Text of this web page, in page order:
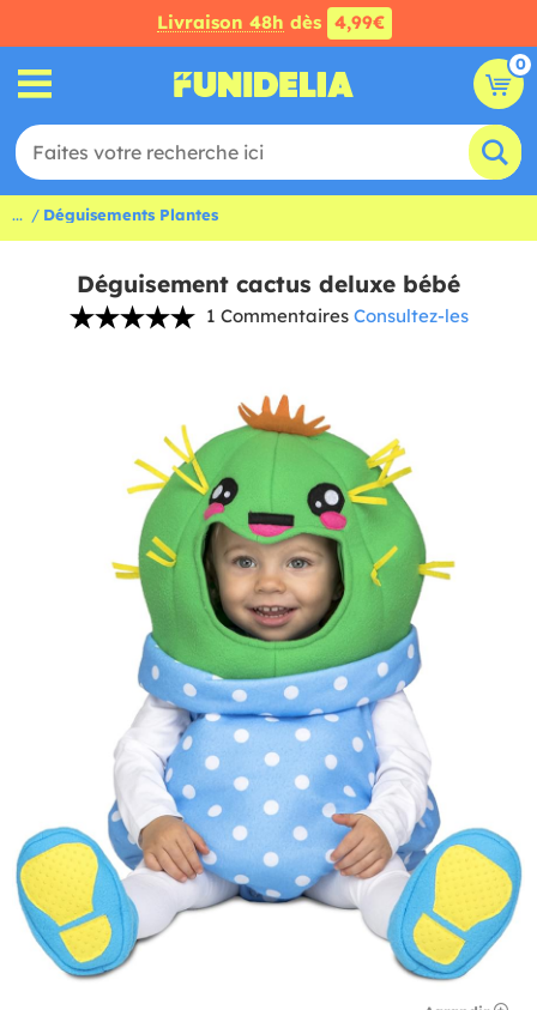
Livraison 48h dès 4,99€
0
... Déguisements Plantes
Déguisement cactus deluxe bébé
1 Commentaires Consultez-les